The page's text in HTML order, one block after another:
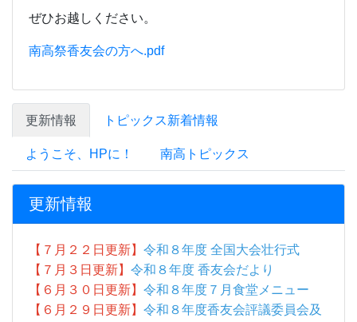
ぜひお越しください。
南高祭香友会の方へ.pdf
更新情報 トピックス新着情報
ようこそ、HPに！ 南高トピックス
更新情報
【７月２２日更新】 令和８年度 全国大会壮行式
【７月３日更新】 令和８年度 香友会だより
【６月３０日更新】 令和８年度７月食堂メニュー
【６月２９日更新】 令和８年度香友会評議委員会及